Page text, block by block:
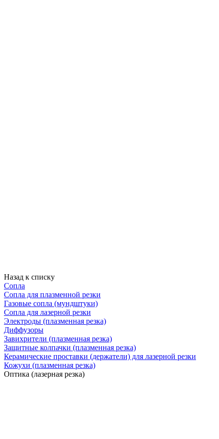
Назад к списку
Сопла
Сопла для плазменной резки
Газовые сопла (мундштуки)
Сопла для лазерной резки
Электроды (плазменная резка)
Диффузоры
Завихрители (плазменная резка)
Защитные колпачки (плазменная резка)
Керамические проставки (держатели) для лазерной резки
Кожухи (плазменная резка)
Оптика (лазерная резка)